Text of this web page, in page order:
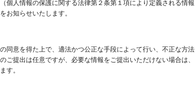
個人情報の保護に関する法律第２条第１項により定義される情報
お知らせいたします。
同意を得た上で、適法かつ公正な手段によって行い、不正な方法
提出は任意ですが、必要な情報をご提出いただけない場合は、
す。